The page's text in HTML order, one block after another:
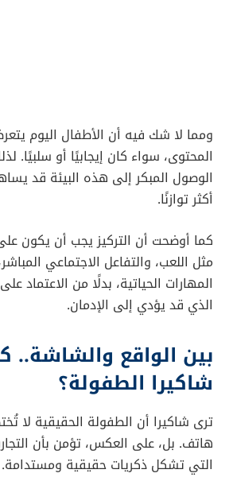
ومما لا شك فيه أن الأطفال اليوم
المحتوى، سواء كان إيجابيًا أو سلبيًا.
الوصول المبكر إلى هذه البيئة قد
أكثر توازنًا.
كما أوضحت أن التركيز يجب أن يكون على
مثل اللعب، والتفاعل الاجتماعي
المهارات الحياتية، بدلًا من الاعتماد
الذي قد يؤدي إلى الإدمان.
بين الواقع والشاشة..
شاكيرا الطفولة؟
ترى شاكيرا أن الطفولة الحقيقية لا
هاتف. بل، على العكس، تؤمن بأن
التي تشكل ذكريات حقيقية ومستدامة.